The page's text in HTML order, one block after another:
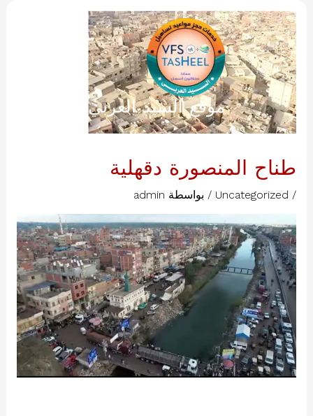
تخطي
المحتوى
موقع السيد العربي
طناح المنصورة دقهلية
/
Uncategorized / بواسطة admin